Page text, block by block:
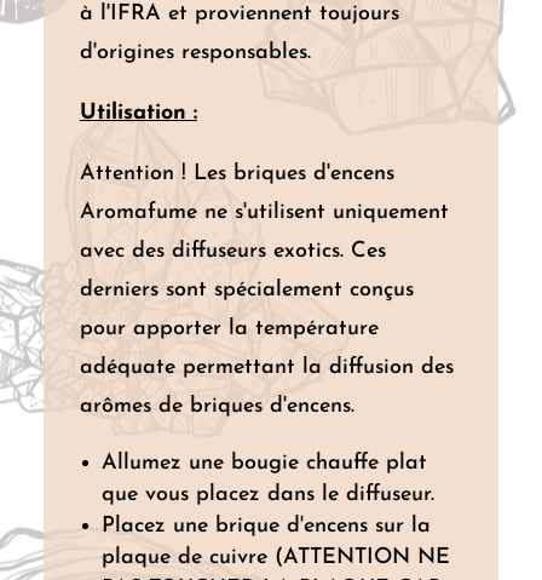
à l'IFRA et proviennent toujours
d'origines responsables.
Utilisation :
Attention ! Les briques d'encens
Aromafume ne s'utilisent uniquement
avec des diffuseurs exotics. Ces
derniers sont spécialement conçus
pour apporter la température
adéquate permettant la diffusion des
arômes de briques d'encens.
Allumez une bougie chauffe plat
que vous placez dans le diffuseur.
Placez une brique d'encens sur la
plaque de cuivre (ATTENTION NE